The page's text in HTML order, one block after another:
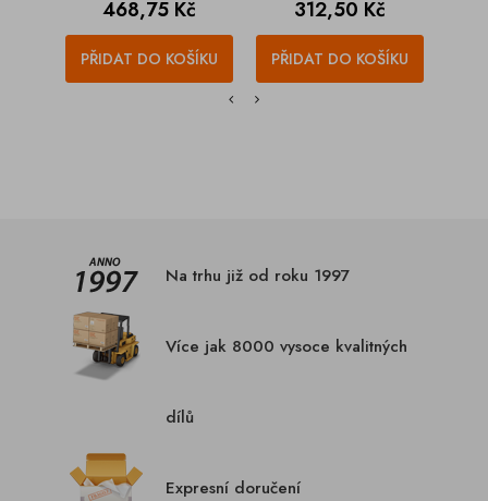
Cena
468,75 Kč
PŘIDAT DO KOŠÍKU
Cena
312,50 Kč
PŘIDAT DO KOŠÍKU
Na trhu již od roku 1997
Více jak 8000 vysoce kvalitných
dílů
Expresní doručení